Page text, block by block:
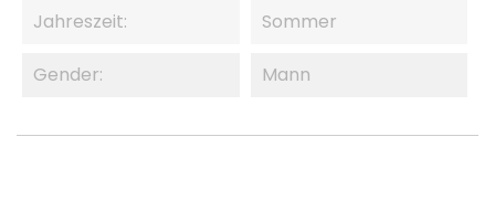
Jahreszeit: Sommer
Gender: Mann